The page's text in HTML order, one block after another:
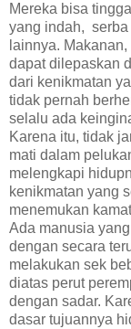
Mereka bisa
yang indah, serba
lainnya.
dapat dilepaskan
dari kenikmatan
tidak pernah
selalu ada
Karena itu, tidak
mati dalam
melengkapi
kenikmatan yang
menemukan
Ada manusia
dengan secara
melakukan sek
diatas perut
dengan sadar.
dasar tujuannya